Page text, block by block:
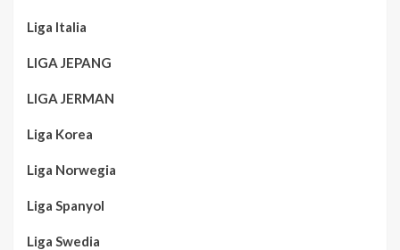
Liga Italia
LIGA JEPANG
LIGA JERMAN
Liga Korea
Liga Norwegia
Liga Spanyol
Liga Swedia